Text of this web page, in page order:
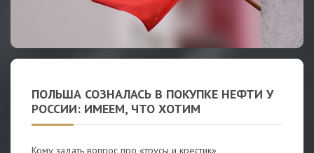
ПОЛЬША СОЗНАЛАСЬ В ПОКУПКЕ НЕФТИ У
РОССИИ: ИМЕЕМ, ЧТО ХОТИМ
Кому задать вопрос про «трусы и крестик»